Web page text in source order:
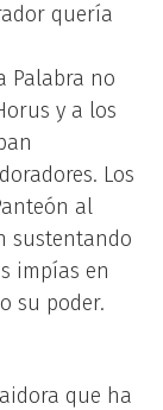
quería
Palabra no
y a los
Los
al
sustentando
impías en
su poder.
que ha